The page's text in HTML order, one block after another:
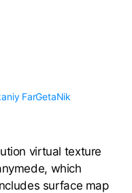
FarGetaNik
virtual texture
which
surface map